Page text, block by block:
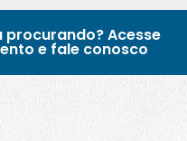
procurando? Acesse
e fale conosco